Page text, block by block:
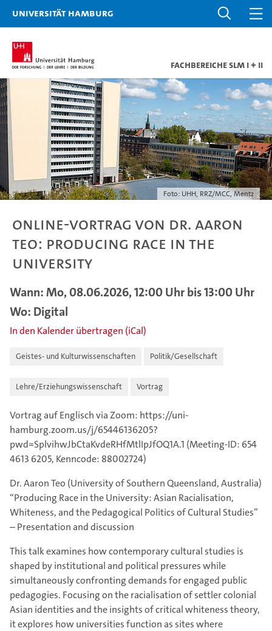
Universität Hamburg
Fachbereiche SLM I + II
Foto: UHH, RRZ/MCC, Mentz
Online-Vortrag von Dr. Aaron
Teo: Producing Race in the
University
Wann: Mo, 08.06.2026, 12:00 Uhr bis 13:00 Uhr
Wo: Digital
In den Kalender übertragen (iCal)
Geistes- und Kulturwissenschaften Politik/Gesellschaft
Lehre/Erziehungswissenschaft Vortrag
Vortrag auf Englisch via Zoom: https://uni-
hamburg.zoom.us/j/65446136205?
pwd=SplvihwJbCtaKvdeRHfMtlIpJfOQ1A.1 (Meeting-ID: 654
4613 6205, Kenncode: 88002724)
Dr. Aaron Teo (University of Southern Queensland, Australia)
“Producing Race in the University: Asian Racialisation,
Whiteness, and the Pedagogical Politics of Cultural Studies”
– Presentation and discussion
This talk examines how contemporary cultural studies is
shaped by institutional and political pressures while
simultaneously confronting demands for engaged public
pedagogies. Focusing on the racialisation of settler colonial
Asian identities and the insights of critical whiteness theory,
it explores how universities function as sites where